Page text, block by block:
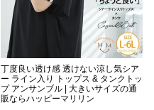
丁度良い透け感 透けない涼し気シア
ー ライン入り トップス & タンクトッ
プ アンサンブル | 大きいサイズの通
販ならハッピーマリリン